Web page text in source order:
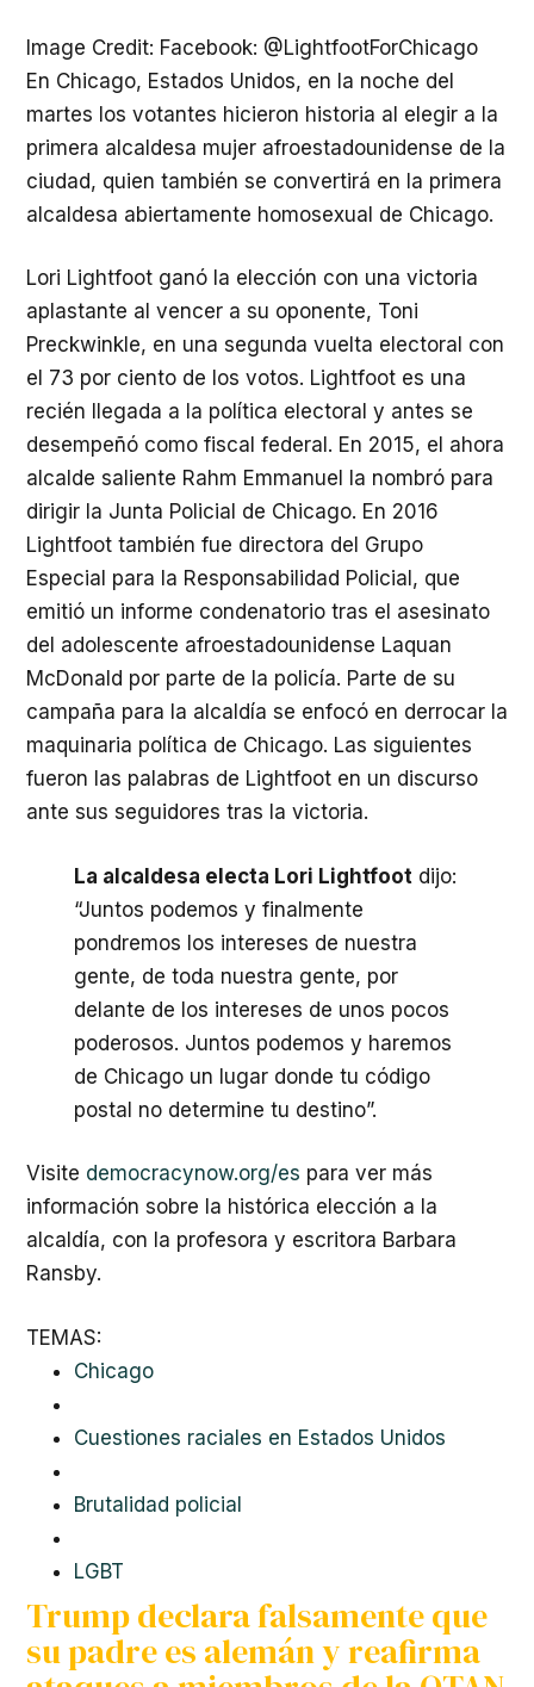
Image Credit: Facebook: @LightfootForChicago
En Chicago, Estados Unidos, en la noche del
martes los votantes hicieron historia al elegir a la
primera alcaldesa mujer afroestadounidense de la
ciudad, quien también se convertirá en la primera
alcaldesa abiertamente homosexual de Chicago.
Lori Lightfoot ganó la elección con una victoria
aplastante al vencer a su oponente, Toni
Preckwinkle, en una segunda vuelta electoral con
el 73 por ciento de los votos. Lightfoot es una
recién llegada a la política electoral y antes se
desempeñó como fiscal federal. En 2015, el ahora
alcalde saliente Rahm Emmanuel la nombró para
dirigir la Junta Policial de Chicago. En 2016
Lightfoot también fue directora del Grupo
Especial para la Responsabilidad Policial, que
emitió un informe condenatorio tras el asesinato
del adolescente afroestadounidense Laquan
McDonald por parte de la policía. Parte de su
campaña para la alcaldía se enfocó en derrocar la
maquinaria política de Chicago. Las siguientes
fueron las palabras de Lightfoot en un discurso
ante sus seguidores tras la victoria.
La alcaldesa electa Lori Lightfoot dijo:
“Juntos podemos y finalmente
pondremos los intereses de nuestra
gente, de toda nuestra gente, por
delante de los intereses de unos pocos
poderosos. Juntos podemos y haremos
de Chicago un lugar donde tu código
postal no determine tu destino”.
Visite democracynow.org/es para ver más
información sobre la histórica elección a la
alcaldía, con la profesora y escritora Barbara
Ransby.
TEMAS:
Chicago
Cuestiones raciales en Estados Unidos
Brutalidad policial
LGBT
Trump declara falsamente que
su padre es alemán y reafirma